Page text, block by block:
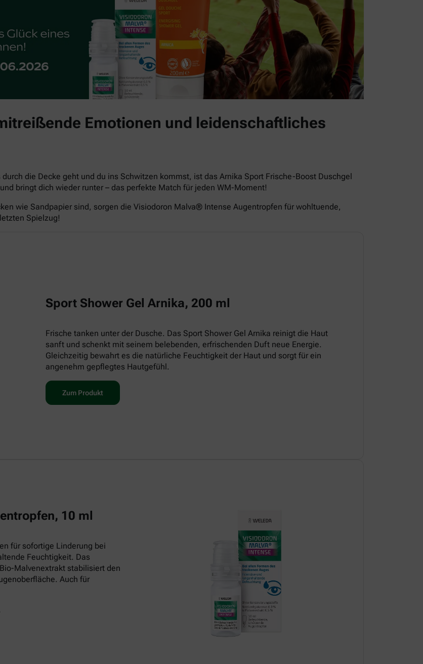
Emotionen und leidenschaftliches
die Decke geht und du ins Schwitzen kommst, ist das Arnika Sport Frische-Boost Duschgel
bringt dich wieder runter – das perfekte Match für jeden WM-Moment!
wie Sandpapier sind, sorgen die Visiodoron Malva® Intense Augentropfen für wohltuende,
Spielzug!
Sport Shower Gel Arnika, 200 ml
Frische tanken unter der Dusche. Das Sport Shower Gel Arnika reinigt die Haut
sanft und schenkt mit seinem belebenden, erfrischenden Duft neue Energie.
Gleichzeitig bewahrt es die natürliche Feuchtigkeit der Haut und sorgt für ein
angenehm gepflegtes Hautgefühl.
Zum Produkt
10 ml
für sofortige Linderung bei
Feuchtigkeit. Das
Malvenextrakt stabilisiert den
Auch für